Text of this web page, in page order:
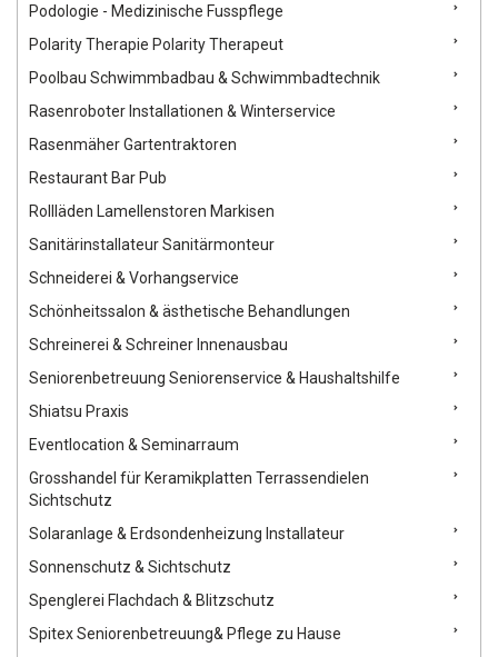
Podologie - Medizinische Fusspflege
Polarity Therapie Polarity Therapeut
Poolbau Schwimmbadbau & Schwimmbadtechnik
Rasenroboter Installationen & Winterservice
Rasenmäher Gartentraktoren
Restaurant Bar Pub
Rollläden Lamellenstoren Markisen
Sanitärinstallateur Sanitärmonteur
Schneiderei & Vorhangservice
Schönheitssalon & ästhetische Behandlungen
Schreinerei & Schreiner Innenausbau
Seniorenbetreuung Seniorenservice & Haushaltshilfe
Shiatsu Praxis
Eventlocation & Seminarraum
Grosshandel für Keramikplatten Terrassendielen
Sichtschutz
Solaranlage & Erdsondenheizung Installateur
Sonnenschutz & Sichtschutz
Spenglerei Flachdach & Blitzschutz
Spitex Seniorenbetreuung& Pflege zu Hause